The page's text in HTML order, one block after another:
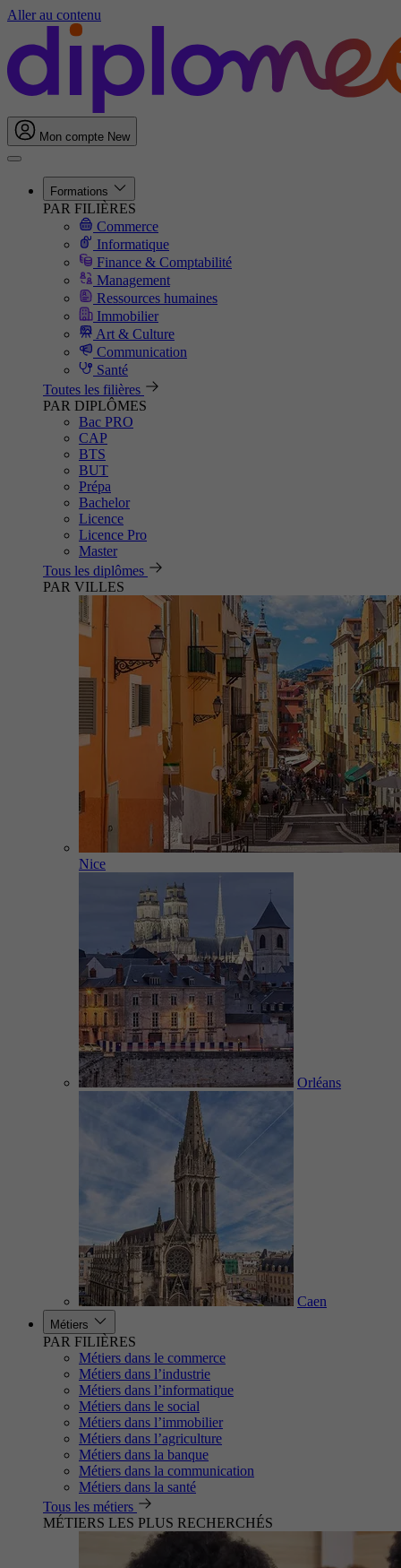
Aller au contenu
Mon compte New
Formations
PAR FILIÈRES
Commerce
Informatique
Finance & Comptabilité
Management
Ressources humaines
Immobilier
Art & Culture
Communication
Santé
Toutes les filières
PAR DIPLÔMES
Bac PRO
CAP
BTS
BUT
Prépa
Bachelor
Licence
Licence Pro
Master
Tous les diplômes
PAR VILLES
Nice
Orléans
Caen
Métiers
PAR FILIÈRES
Métiers dans le commerce
Métiers dans l’industrie
Métiers dans l’informatique
Métiers dans le social
Métiers dans l’immobilier
Métiers dans l’agriculture
Métiers dans la banque
Métiers dans la communication
Métiers dans la santé
Tous les métiers
MÉTIERS LES PLUS RECHERCHÉS